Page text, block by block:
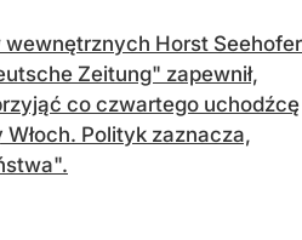
Horst Seehofer
Zeitung" zapewnił,
co czwartego uchodźcę
Polityk zaznacza,